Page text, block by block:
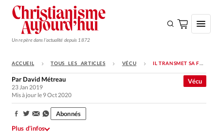
Un repère dans l'actualité depuis 1872
S'ABONNER
Monde
Opinions
ACCUEIL TOUS LES ARTICLES VÉCU IL TRANSMET SA FOI EN GRIMPANT LES FALAISES
Vécu
Par David Métreau
23 Jan 2019
Mis à jour le 9 Oct 2020
Partager:
Abonnés
Plus d’infos